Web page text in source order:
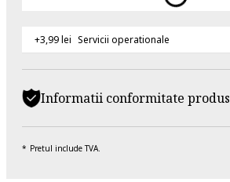
+3,99 lei Servicii operationale
Informatii conformitate produs
Pretul include TVA.